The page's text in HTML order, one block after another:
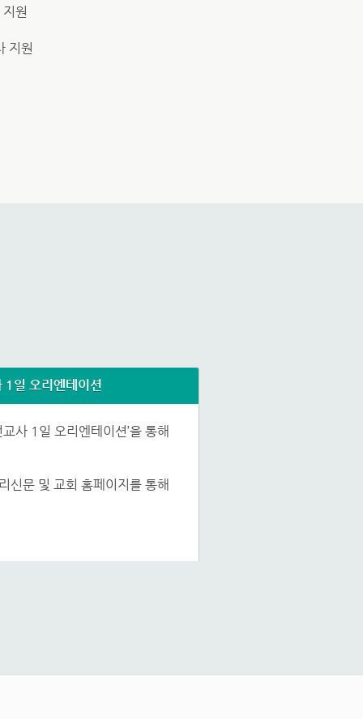
원
지원
1일 오리엔테이션
사 1일 오리엔테이션’을 통해
신문 및 교회 홈페이지를 통해